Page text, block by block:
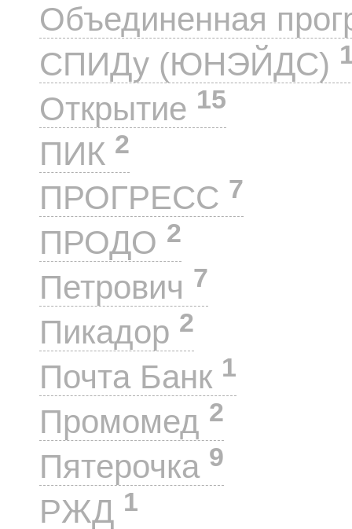
Объединенная
СПИДу (ЮНЭЙДС)
Открытие 15
ПИК 2
ПРОГРЕСС 7
ПРОДО 2
Петрович 7
Пикадор 2
Почта Банк 1
Промомед 2
Пятерочка 9
РЖД 1